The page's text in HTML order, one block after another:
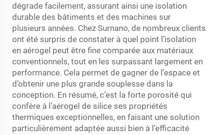
dégrade facilement, assurant ainsi une isolation
durable des bâtiments et des machines sur
plusieurs années. Chez Surnano, de nombreux clients
ont été surpris de constater à quel point l’isolation
en aérogel peut être fine comparée aux matériaux
conventionnels, tout en les surpassant largement en
performance. Cela permet de gagner de l’espace et
d’obtenir une plus grande souplesse dans la
conception. En résumé, c’est la forte porosité qui
confère à l’aérogel de silice ses propriétés
thermiques exceptionnelles, en faisant une solution
particulièrement adaptée aussi bien à l’efficacité